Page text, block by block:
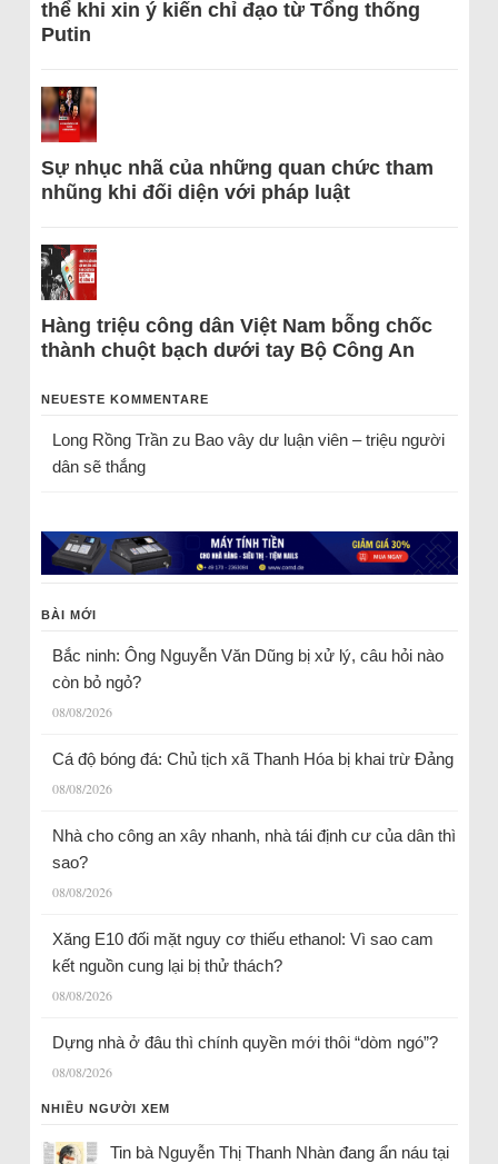
thể khi xin ý kiến chỉ đạo từ Tổng thống
Putin
Sự nhục nhã của những quan chức tham
nhũng khi đối diện với pháp luật
Hàng triệu công dân Việt Nam bỗng chốc
thành chuột bạch dưới tay Bộ Công An
NEUESTE KOMMENTARE
Long Rồng Trầnzu Bao vây dư luận viên – triệu người
dân sẽ thắng
BÀI MỚI
Bắc ninh: Ông Nguyễn Văn Dũng bị xử lý, câu hỏi nào
còn bỏ ngỏ?
08/08/2026
Cá độ bóng đá: Chủ tịch xã Thanh Hóa bị khai trừ Đảng
08/08/2026
Nhà cho công an xây nhanh, nhà tái định cư của dân thì
sao?
08/08/2026
Xăng E10 đối mặt nguy cơ thiếu ethanol: Vì sao cam
kết nguồn cung lại bị thử thách?
08/08/2026
Dựng nhà ở đâu thì chính quyền mới thôi “dòm ngó”?
08/08/2026
NHIỀU NGƯỜI XEM
Tin bà Nguyễn Thị Thanh Nhàn đang ẩn náu tại